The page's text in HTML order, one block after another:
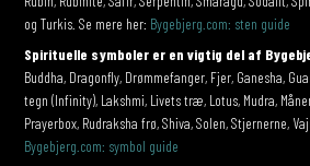
og Turkis. Se mere her: Bygebjerg.com: sten guide
Spirituelle symboler er en vigtig del af
Buddha, Dragonfly, Drømmefanger, Fjer, Ganesha,
tegn (Infinity), Lakshmi, Livets træ, Lotus, Mudra,
Prayerbox, Rudraksha frø, Shiva, Solen, Stjernerne,
Bygebjerg.com: symbol guide